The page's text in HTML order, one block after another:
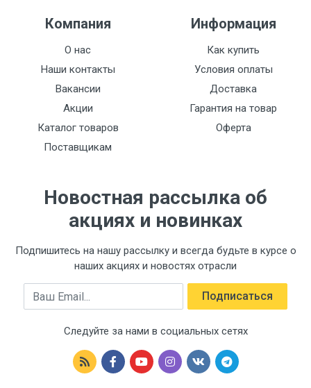
Компания
О нас
Наши контакты
Вакансии
Акции
Каталог товаров
Поставщикам
Информация
Как купить
Условия оплаты
Доставка
Гарантия на товар
Оферта
Новостная рассылка об
акциях и новинках
Подпишитесь на нашу рассылку и всегда будьте в курсе о
наших акциях и новостях отрасли
Email Подписаться
Следуйте за нами в социальных сетях